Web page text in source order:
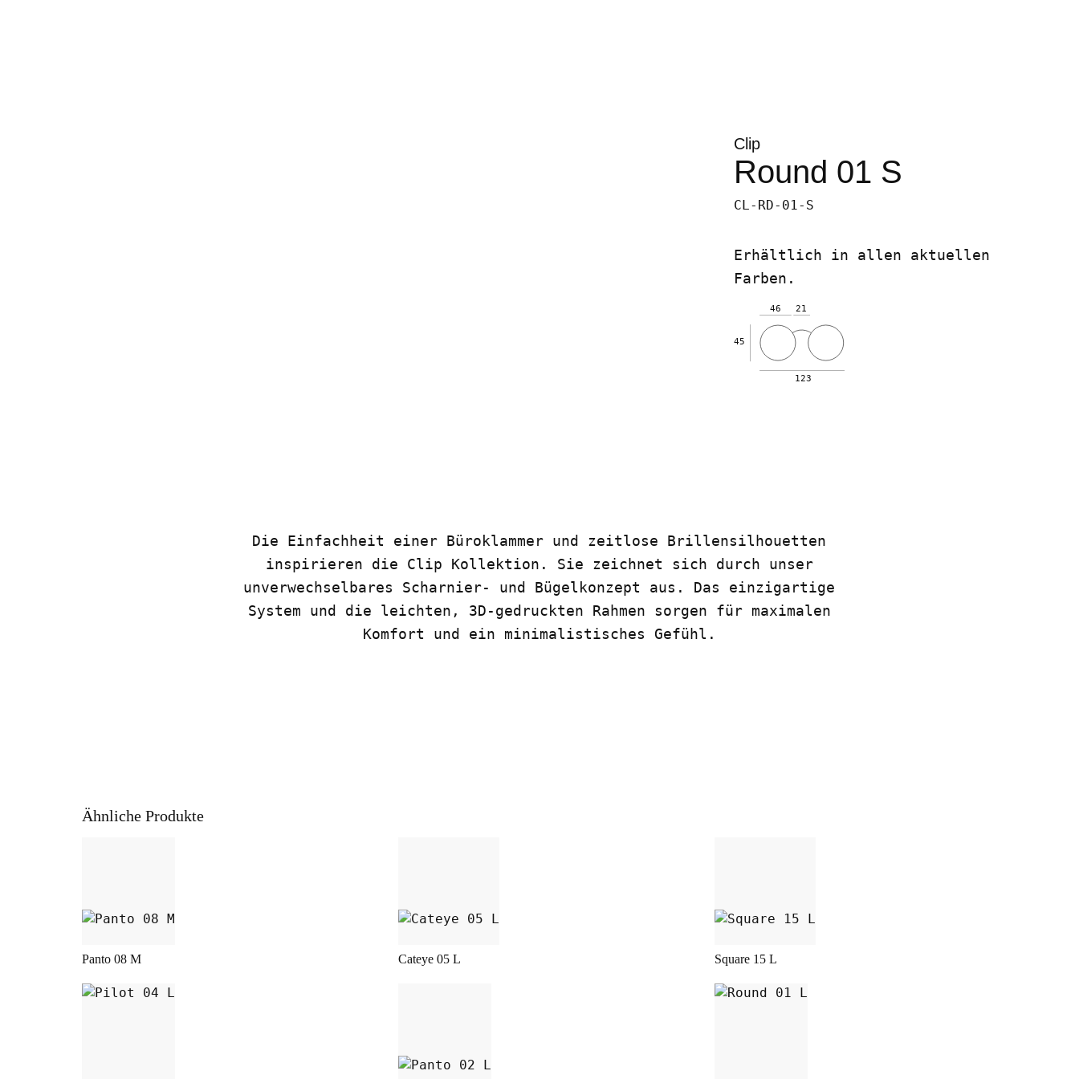
Clip
Round 01 S
CL-RD-01-S
Erhältlich in allen aktuellen
Farben.
45
46
123
21
Die Einfachheit einer Büroklammer und zeitlose Brillensilhouetten
inspirieren die Clip Kollektion. Sie zeichnet sich durch unser
unverwechselbares Scharnier- und Bügelkonzept aus. Das einzigartige
System und die leichten, 3D-gedruckten Rahmen sorgen für maximalen
Komfort und ein minimalistisches Gefühl.
Ähnliche Produkte
Panto 08 M Cateye 05 L Square 15 L
Dieses Produkt weist mehrere Varianten auf. Die Optionen können auf der Produktseite gewählt werden
Dieses Produkt weist mehrere Varianten auf. Die Optionen können auf der Produktseite
Dieses Produkt weist mehrere Varianten auf.